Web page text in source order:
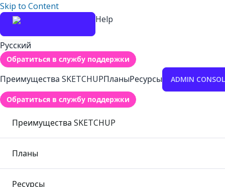
Skip to Content
Help
Русский
Обратиться в службу поддержки
Преимущества SKETCHUPПланыРесурсы ADMIN
Обратиться в службу поддержки
Преимущества SKETCHUP
Планы
Ресурсы